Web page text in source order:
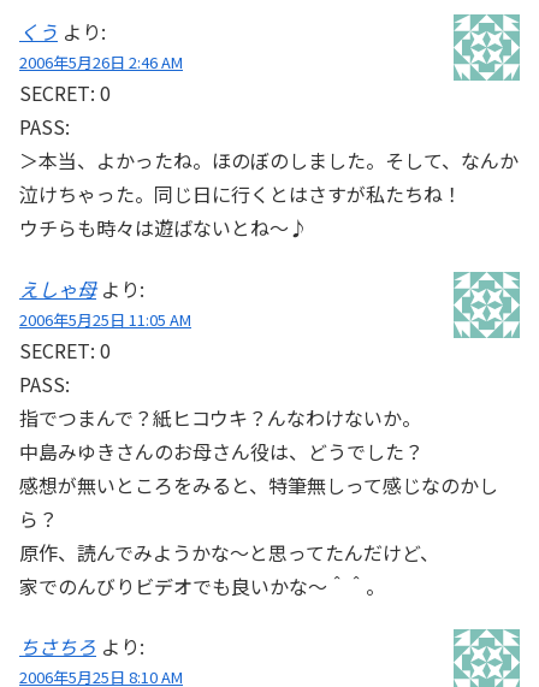
くう より:
2006年5月26日 2:46 AM
SECRET: 0
PASS:
＞本当、よかったね。ほのぼのしました。そして、なんか
泣けちゃった。同じ日に行くとはさすが私たちね！
ウチらも時々は遊ばないとね～♪
えしゃ母 より:
2006年5月25日 11:05 AM
SECRET: 0
PASS:
指でつまんで？紙ヒコウキ？んなわけないか。
中島みゆきさんのお母さん役は、どうでした？
感想が無いところをみると、特筆無しって感じなのかし
ら？
原作、読んでみようかな～と思ってたんだけど、
家でのんびりビデオでも良いかな～＾＾。
ちさちろ より:
2006年5月25日 8:10 AM